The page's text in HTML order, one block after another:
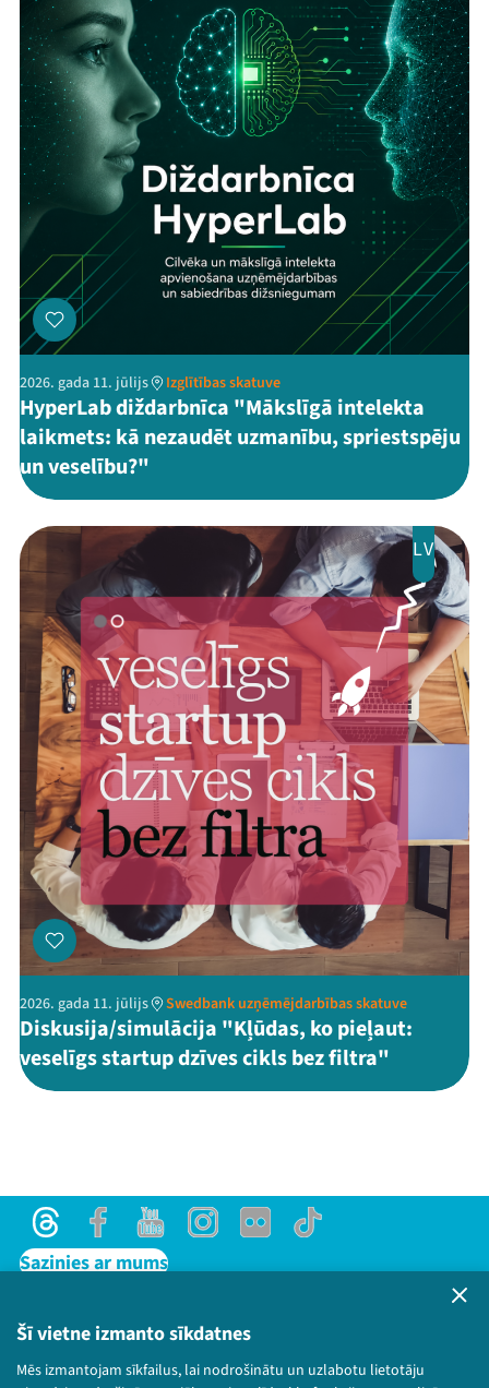
Šī vietne izmanto sīkdatnes
Mēs izmantojam sīkfailus, lai nodrošinātu un uzlabotu lietotāju
2026. gada 11. jūlijs Izglītības skatuve
HyperLab diždarbnīca "Mākslīgā intelekta
laikmets: kā nezaudēt uzmanību, spriestspēju
un veselību?"
LV
2026. gada 11. jūlijs Swedbank uzņēmējdarbības skatuve
Diskusija/simulācija "Kļūdas, ko pieļaut:
veselīgs startup dzīves cikls bez filtra"
ThreadsFacebookYoutubeInstagram
Flick TikTok
Sazinies ar mums
Lietošanas noteikumi un sīkdatņu politika
Bērnu aizsardzības politika